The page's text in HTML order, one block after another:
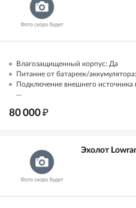
Влагозащищенный корпус: Да
Питание от батареек/
Подключение внешнего источника
...
80 000₽
Эхолот